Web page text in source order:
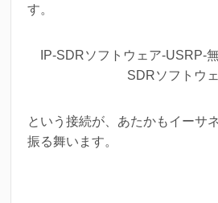
す。
IP-SDRソフトウェア-USRP-
SDRソフトウ
という接続が、あたかもイーサ
振る舞います。